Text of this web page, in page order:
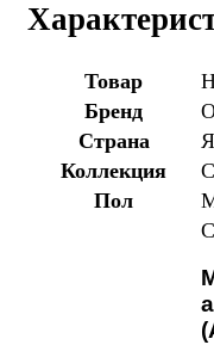
Товар
Бренд
Страна
Коллекция
Пол